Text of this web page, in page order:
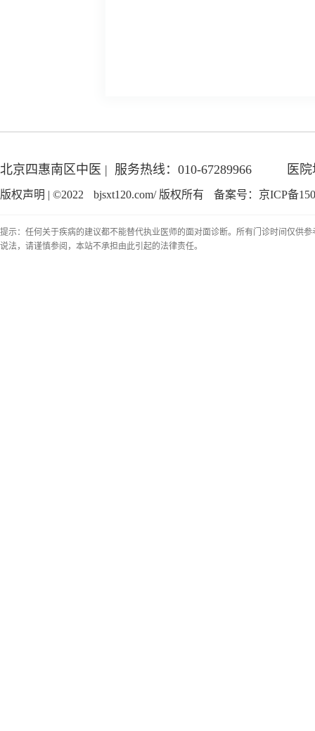
北京四惠南区中医 | 服务热线：010-67289966 医
版权声明 | ©2022 bjsxt120.com/版权所有 备案号：京ICP备
提示：任何关于疾病的建议都不能替代执业医师的面对面诊断。所有门诊时间仅供
说法，请谨慎参阅，本站不承担由此引起的法律责任。